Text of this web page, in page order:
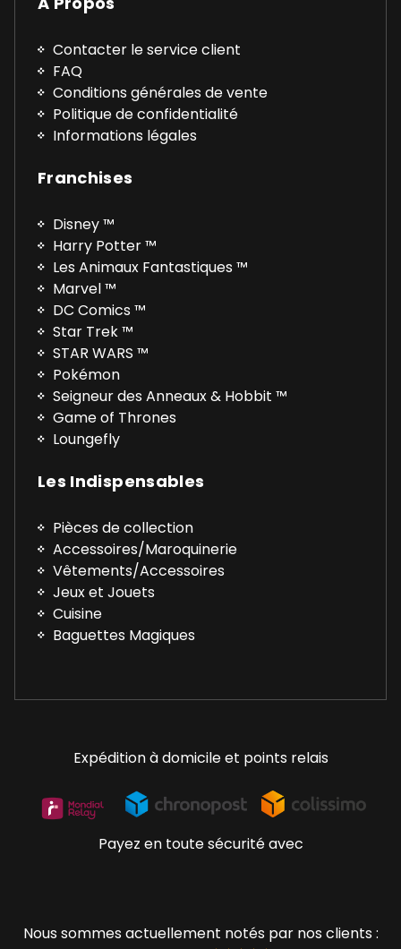
Contacter le service client
FAQ
Conditions générales de vente
Politique de confidentialité
Informations légales
Franchises
Disney ™
Harry Potter ™
Les Animaux Fantastiques ™
Marvel ™
DC Comics ™
Star Trek ™
STAR WARS ™
Pokémon
Seigneur des Anneaux & Hobbit ™
Game of Thrones
Loungefly
Les Indispensables
Pièces de collection
Accessoires/Maroquinerie
Vêtements/Accessoires
Jeux et Jouets
Cuisine
Baguettes Magiques
Expédition à domicile et points relais
Payez en toute sécurité avec
Nous sommes actuellement notés par nos clients :